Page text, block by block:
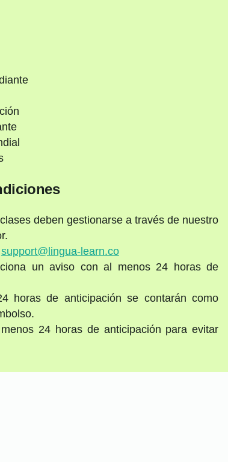
deben gestionarse a través de nuestro
support@lingua-learn.co
un aviso con al menos 24 horas de
horas de anticipación se contarán como
24 horas de anticipación para evitar